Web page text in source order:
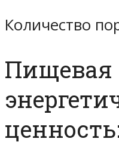
Количество
Пищевая